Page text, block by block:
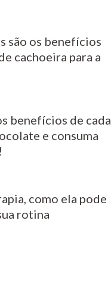
são os benefícios
cachoeira para a
benefícios de cada
e consuma
como ela pode
rotina